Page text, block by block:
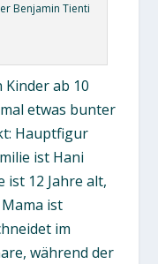
Benjamin Tienti
ab 10
etwas bunter
Hauptfigur
ist Hani
ist 12 Jahre alt,
ist
im
während der